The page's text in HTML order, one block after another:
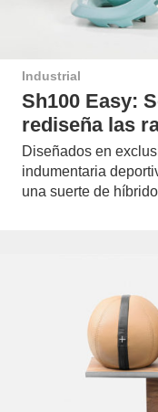
Industrial
Sh100 Easy:
rediseña las
Diseñados en
indumentaria
una suerte de